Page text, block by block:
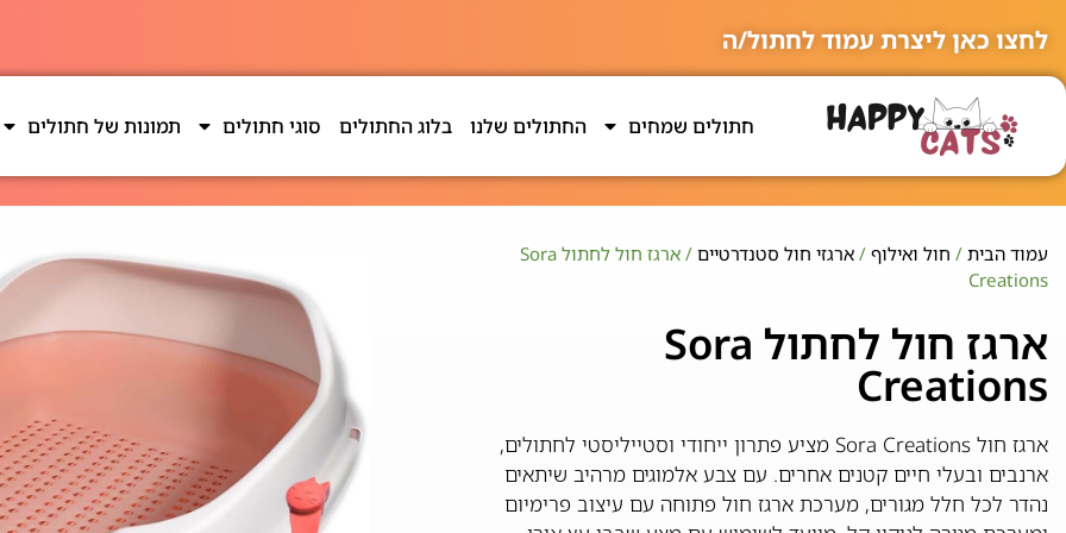
לחצו כאן ליצרת עמוד לחתול/ה
חתולים שמחים החתולים שלנו בלוג החתולים סוגי חתולים תמונות של חתולים
עמוד הבית / חול ואילוף / ארגזי חול סטנדרטיים
/ ארגז חול לחתול Sora
Creations
ארגז חול לחתול Sora
Creations
ארגז חול Sora Creations מציע פתרון ייחודי וסטייליסטי לחתולים,
ארנבים ובעלי חיים קטנים אחרים. עם צבע אלמוגים מרהיב שיתאים
נהדר לכל חלל מגורים, מערכת ארגז חול פתוחה עם עיצוב פרימיום